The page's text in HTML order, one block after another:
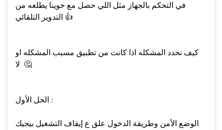
في التحكم بالجهاز مثل اللي حصل مع خوينا يطلعه من
👍
كيف نحدد المشكله اذا كانت من تطبيق مسبب المشكله او
🤔
الحل الأول :
الوضع الأمن وطريقة الدخول علق ع إيقاف التشغيل بيجيك